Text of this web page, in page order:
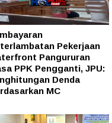
Pekerjaan
Pangururan
PPK Pengganti, JPU:
Denda
MC